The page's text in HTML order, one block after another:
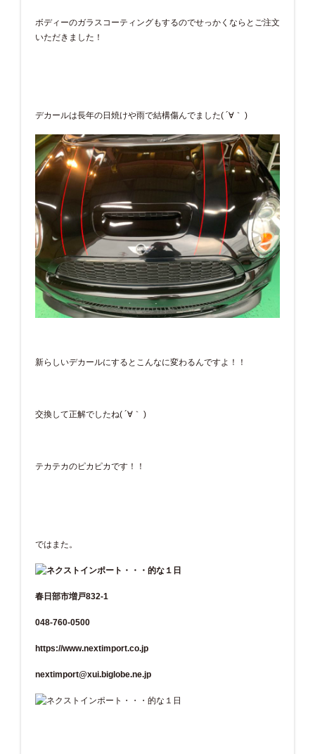
ボディーのガラスコーティングもするのでせっかくならとご注文
いただきました！
デカールは長年の日焼けや雨で結構傷んでました( ´∀｀ )
新らしいデカールにするとこんなに変わるんですよ！！
交換して正解でしたね( ´∀｀ )
テカテカのピカピカです！！
ではまた。
春日部市増戸832-1
048-760-0500
https://www.nextimport.co.jp
nextimport@xui.biglobe.ne.jp